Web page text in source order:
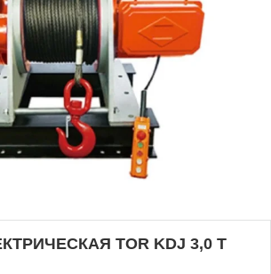
TOR KDJ 3,0 Т